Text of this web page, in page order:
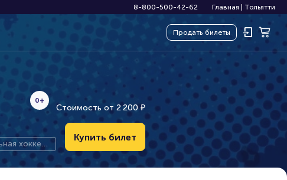
8-800-500-42-62 Главная Тольятти
Продать билеты
0+
хоккей
Стоимость от 2200 ₽
Купить билет